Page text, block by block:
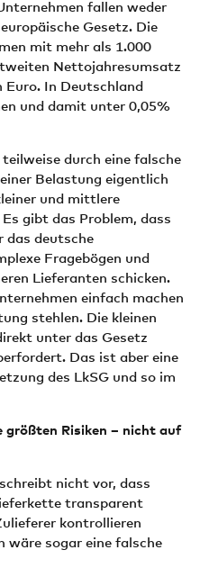
fallen weder
Gesetz. Die
mit mehr als 1.000
Nettojahresumsatz
Euro. In Deutschland
und damit unter 0,05%
durch eine falsche
Belastung eigentlich
und mittlere
gibt das Problem, dass
das deutsche
Fragebögen und
Lieferanten schicken.
einfach machen
stehlen. Die kleinen
unter das Gesetz
Das ist aber eine
des LkSG und so im
größten Risiken – nicht auf
nicht vor, dass
transparent
kontrollieren
wäre sogar eine falsche